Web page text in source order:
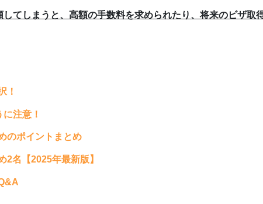
てしまうと、高額の手数料を求められたり、将来のビザ取
！
注意！
のポイントまとめ
2名【2025年最新版】